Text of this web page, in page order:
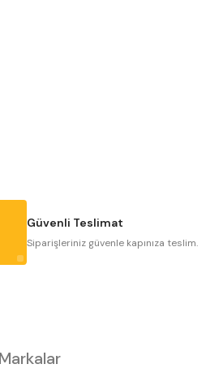
Güvenli Teslimat
Siparişleriniz güvenle kapınıza teslim.